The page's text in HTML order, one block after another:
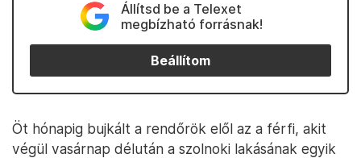
Állítsd be a Telexet
megbízható forrásnak!
Beállítom
Öt hónapig bujkált a rendőrök elől az a férfi, akit
végül vasárnap délután a szolnoki lakásának egyik